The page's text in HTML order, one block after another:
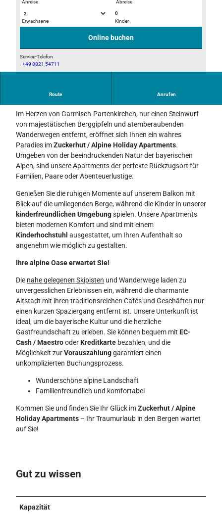
A
s
c
h
t
B
e
k
Anreise Abreise
Erwachsene
0
Kinder
Online buchen
Service-Telefon
+49 8821 54711
Route Anrufen
Erleben Sie den Zuckerhut: Alpine Gemütlichkeit
Im Herzen von Garmisch-Partenkirchen, nur einen Steinwurf
von majestätischen Berggipfeln und atemberaubenden
Wanderwegen entfernt, eröffnet sich Ihnen ein wahres
Paradies imZuckerhut / Alpine Holiday Apartments.
Umgeben von der beeindruckenden Natur der bayerischen
Alpen, sind unsere Apartments der perfekte Rückzugsort für
Familien, Paare oder Abenteuerlustige.
Genießen Sie die ruhigen Momente auf unserem Balkon mit
Blick auf die umliegenden Berge, während die Kinder in unserer
kinderfreundlichen Umgebungspielen. Unsere Apartments
bieten modernen Komfort und sind mit einem
Kinderhochstuhl ausgestattet, um Ihren Aufenthalt so
angenehm wie möglich zu gestalten.
Ihre alpine Oase erwartet Sie!
Die nahe gelegenen Skipisten und Wanderwege laden zu
unvergesslichen Erlebnissen ein, während die charmante
Altstadt mit ihren traditionsreichen Cafés und Geschäften nur
einen kurzen Spaziergang entfernt ist. Unsere Unterkunft ist
ideal, um die bayerische Kultur und die herzliche
Gastfreundschaft zu erleben. Sie können bequem mit EC-
Cash / MaestrooderKreditkarte bezahlen, und die
Möglichkeit zurVorauszahlunggarantiert einen
unkomplizierten Buchungsprozess.
Wunderschöne alpine Landschaft
Familienfreundlich und komfortabel
Kommen Sie und finden Sie Ihr Glück imZuckerhut / Alpine
Holiday Apartments – Ihr Traumurlaub in den Bergen wartet
auf Sie!
Gut zu wissen
Kapazität